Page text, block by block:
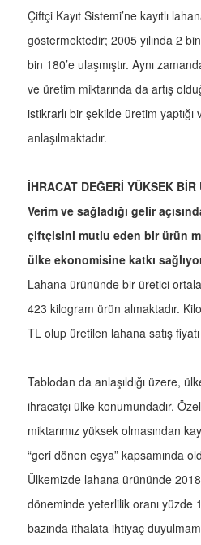
Çiftçi Kayıt Sistemi’ne kayıtlı
göstermektedir; 2005 yılında 2
bin 180’e ulaşmıştır. Aynı
ve üretim miktarında da artış
istikrarlı bir şekilde üretim
anlaşılmaktadır.
İHRACAT DEĞERİ YÜKSEK BİR
Verim ve sağladığı gelir
çiftçisini mutlu eden bir ürün
ülke ekonomisine katkı
Lahana ürününde bir üretici
423 kilogram ürün almaktadır.
TL olup üretilen lahana satış
Tablodan da anlaşıldığı üzere,
ihracatçı ülke konumundadır.
miktarımız yüksek olmasından
“geri dönen eşya” kapsamında
Ülkemizde lahana ürününde
döneminde yeterlilik oranı yüzde
bazında ithalata ihtiyaç